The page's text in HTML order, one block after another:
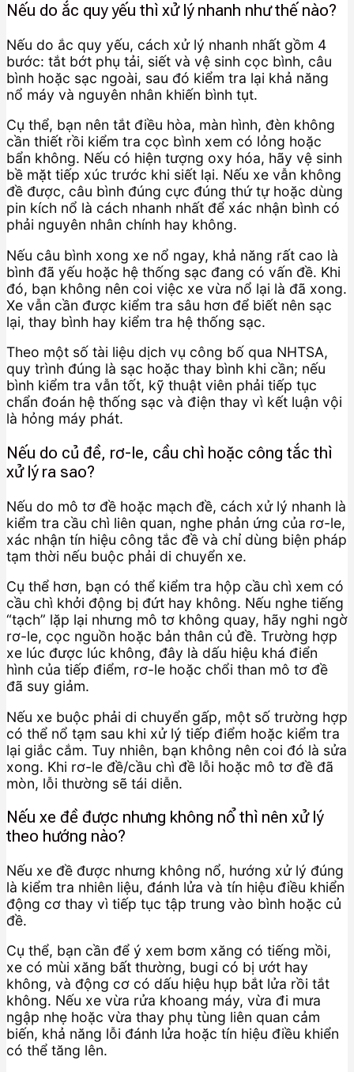
Nếu do ắc quy yếu thì xử lý nhanh như thế nào?
Nếu do ắc quy yếu, cách xử lý nhanh nhất gồm 4
bước: tắt bớt phụ tải, siết và vệ sinh cọc bình, câu
bình hoặc sạc ngoài, sau đó kiểm tra lại khả năng
nổ máy và nguyên nhân khiến bình tụt.
Cụ thể, bạn nên tắt điều hòa, màn hình, đèn không
cần thiết rồi kiểm tra cọc bình xem có lỏng hoặc
bẩn không. Nếu có hiện tượng oxy hóa, hãy vệ sinh
bề mặt tiếp xúc trước khi siết lại. Nếu xe vẫn không
đề được, câu bình đúng cực đúng thứ tự hoặc dùng
pin kích nổ là cách nhanh nhất để xác nhận bình có
phải nguyên nhân chính hay không.
Nếu câu bình xong xe nổ ngay, khả năng rất cao là
bình đã yếu hoặc hệ thống sạc đang có vấn đề. Khi
đó, bạn không nên coi việc xe vừa nổ lại là đã xong.
Xe vẫn cần được kiểm tra sâu hơn để biết nên sạc
lại, thay bình hay kiểm tra hệ thống sạc.
Theo một số tài liệu dịch vụ công bố qua NHTSA,
quy trình đúng là sạc hoặc thay bình khi cần; nếu
bình kiểm tra vẫn tốt, kỹ thuật viên phải tiếp tục
chẩn đoán hệ thống sạc và điện thay vì kết luận vội
là hỏng máy phát.
Nếu do củ đề, rơ-le, cầu chì hoặc công tắc thì
xử lý ra sao?
Nếu do mô tơ đề hoặc mạch đề, cách xử lý nhanh là
kiểm tra cầu chì liên quan, nghe phản ứng của rơ-le,
xác nhận tín hiệu công tắc đề và chỉ dùng biện pháp
tạm thời nếu buộc phải di chuyển xe.
Cụ thể hơn, bạn có thể kiểm tra hộp cầu chì xem có
cầu chì khởi động bị đứt hay không. Nếu nghe tiếng
“tạch” lặp lại nhưng mô tơ không quay, hãy nghi ngờ
rơ-le, cọc nguồn hoặc bản thân củ đề. Trường hợp
xe lúc được lúc không, đây là dấu hiệu khá điển
hình của tiếp điểm, rơ-le hoặc chổi than mô tơ đề
đã suy giảm.
Nếu xe buộc phải di chuyển gấp, một số trường hợp
có thể nổ tạm sau khi xử lý tiếp điểm hoặc kiểm tra
lại giắc cắm. Tuy nhiên, bạn không nên coi đó là sửa
xong. Khi rơ-le đề/cầu chì đề lỗi hoặc mô tơ đề đã
mòn, lỗi thường sẽ tái diễn.
Nếu xe đề được nhưng không nổ thì nên xử lý
theo hướng nào?
Nếu xe đề được nhưng không nổ, hướng xử lý đúng
là kiểm tra nhiên liệu, đánh lửa và tín hiệu điều khiển
động cơ thay vì tiếp tục tập trung vào bình hoặc củ
đề.
Cụ thể, bạn cần để ý xem bơm xăng có tiếng mồi,
xe có mùi xăng bất thường, bugi có bị ướt hay
không, và động cơ có dấu hiệu hụp bắt lửa rồi tắt
không. Nếu xe vừa rửa khoang máy, vừa đi mưa
ngập nhẹ hoặc vừa thay phụ tùng liên quan cảm
biến, khả năng lỗi đánh lửa hoặc tín hiệu điều khiển
có thể tăng lên.